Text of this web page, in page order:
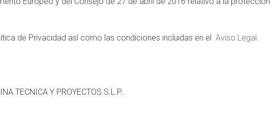
de Privacidad así como las condiciones incluidas en el Aviso Legal.
TECNICA Y PROYECTOS S.L.P..